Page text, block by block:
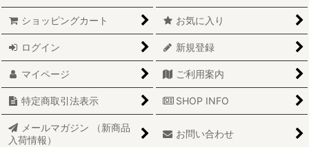
ショッピングカート お気に入り
ログイン 新規登録
マイページ ご利用案内
特定商取引法表示 SHOP INFO
メールマガジン （新商品
入荷情報）
お問い合わせ